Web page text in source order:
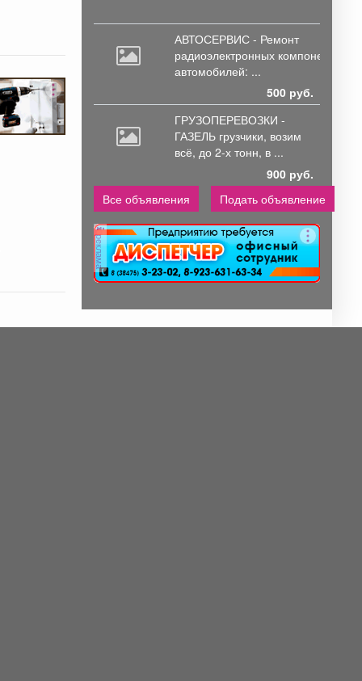
АВТОСЕРВИС - Ремонт
радиоэлектронных компонентов
автомобилей: ...
500 руб.
ГРУЗОПЕРЕВОЗКИ -
ГАЗЕЛЬ грузчики, возим
всё, до 2-х тонн, в ...
900 руб.
Все объявления
Подать объявление
реклама